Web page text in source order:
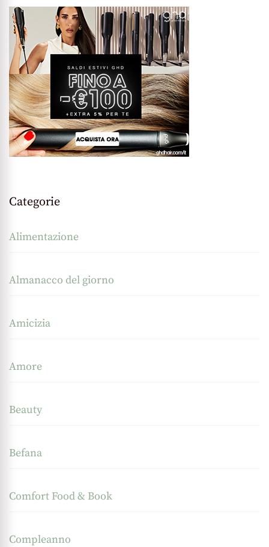
Categorie
Alimentazione
Almanacco del giorno
Amicizia
Amore
Beauty
Befana
Comfort Food & Book
Compleanno